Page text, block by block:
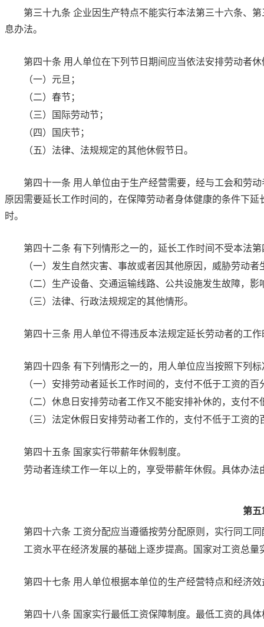
第三十九条 企业因生产特点不能实行本法第三十六条、 第
息办法。
第四十条 用人单位在下列节日期间应当依法安排劳动者休
（一）元旦；
（二）春节；
（三）国际劳动节；
（四）国庆节；
（五）法律、法规规定的其他休假节日。
第四十一条 用人单位由于生产经营需要，经与工会和劳
原因需要延长工作时间的，在保障劳动者身体健康的条件下
时。
第四十二条 有下列情形之一的，延长工作时间不受本法第
（一）发生自然灾害、事故或者因其他原因，威胁劳动
（二）生产设备、交通运输线路、公共设施发生故障，
（三）法律、行政法规规定的其他情形。
第四十三条 用人单位不得违反本法规定延长劳动者的工作
第四十四条 有下列情形之一的，用人单位应当按照下列
（一）安排劳动者延长工作时间的，支付不低于工资的
（二）休息日安排劳动者工作又不能安排补休的，支付
（三）法定休假日安排劳动者工作的，支付不低于工资
第四十五条 国家实行带薪年休假制度。
劳动者连续工作一年以上的，享受带薪年休假。具体办法
第
第四十六条 工资分配应当遵循按劳分配原则，实行同工同
工资水平在经济发展的基础上逐步提高。国家对工资总量
第四十七条 用人单位根据本单位的生产经营特点和经济
第四十八条 国家实行最低工资保障制度。最低工资的具